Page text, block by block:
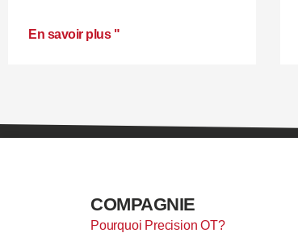
En savoir plus "
COMPAGNIE
Pourquoi Precision OT?